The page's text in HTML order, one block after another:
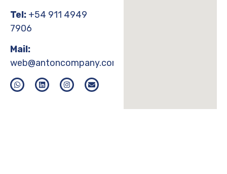
Tel: +54 911 4949
7906
Mail:
web@antoncompany.com.ar